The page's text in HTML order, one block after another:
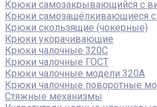
Крюки самозакрывающийся с
Крюки самозащёлкивающиеся
Крюки скользящие (чокерные)
Крюки укорачивающие
Крюки чалочные 320C
Крюки чалочные ГОСТ
Крюки чалочные модели 320А
Крюки чалочные поворотные
Стяжные механизмы